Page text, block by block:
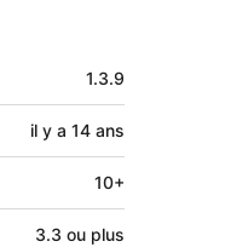
1.3.9
il y a 14 ans
10+
3.3 ou plus